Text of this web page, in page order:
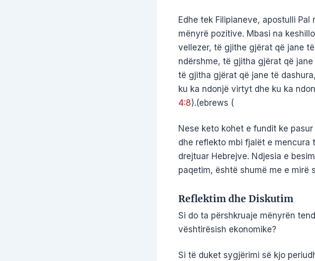
Edhe tek Filipianeve, apostulli
mënyrë pozitive. Mbasi na
vellezer, të gjithe gjërat që jane
ndërshme, të gjitha gjërat që
të gjitha gjërat që jane të
ku ka ndonjë virtyt dhe ku ka
4:8).(ebrews (
Nese keto kohet e fundit ke
dhe reflekto mbi fjalët e mencura
drejtuar Hebrejve. Ndjesia e
paqetim, është shumë me e mirë
Reflektim dhe Diskutim
Si do ta përshkruaje mënyrën
vështirësish ekonomike?
Si të duket sygjërimi së kjo